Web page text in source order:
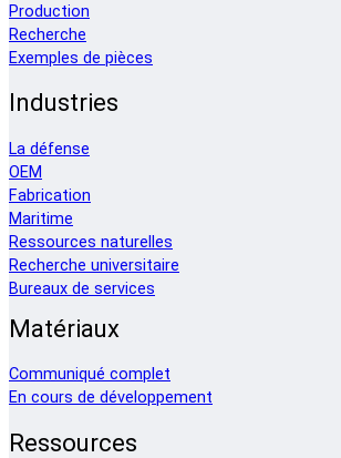
Production
Recherche
Exemples de pièces
Industries
La défense
OEM
Fabrication
Maritime
Ressources naturelles
Recherche universitaire
Bureaux de services
Matériaux
Communiqué complet
En cours de développement
Ressources